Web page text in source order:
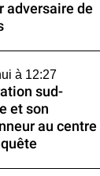
adversaire de
à 12:27
sud-
et son
au centre